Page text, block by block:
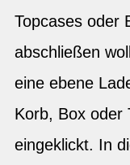
Topcases oder
abschließen
eine ebene
Korb, Box oder
eingeklickt. In